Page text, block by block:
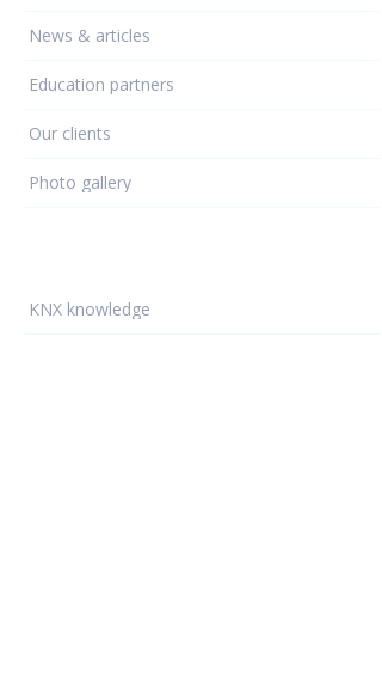
News & articles
Education partners
Our clients
Photo gallery
KNX knowledge